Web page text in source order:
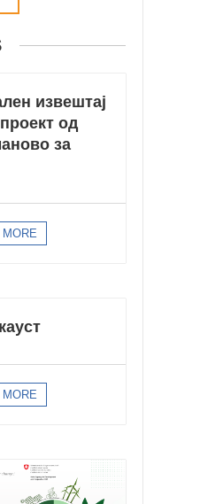
извештај
од
за
MORE
MORE